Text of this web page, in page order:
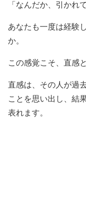
「なんだか、引かれ
あなたも一度は経験
か。
この感覚こそ、直感
直感は、その人が過
ことを思い出し、結
表れます。